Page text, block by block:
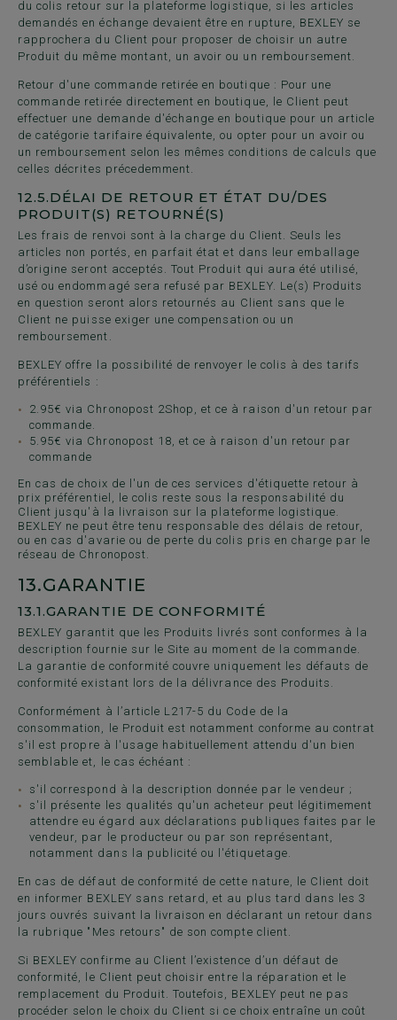
du colis retour sur la plateforme logistique, si les articles
demandés en échange devaient être en rupture, BEXLEY se
rapprochera du Client pour proposer de choisir un autre
Produit du même montant, un avoir ou un remboursement.
Retour d'une commande retirée en boutique : Pour une
commande retirée directement en boutique, le Client peut
effectuer une demande d'échange en boutique pour un article
de catégorie tarifaire équivalente, ou opter pour un avoir ou
un remboursement selon les mêmes conditions de calculs que
celles décrites précedemment.
12.5.DÉLAI DE RETOUR ET ÉTAT DU/DES
PRODUIT(S) RETOURNÉ(S)
Les frais de renvoi sont à la charge du Client. Seuls les
articles non portés, en parfait état et dans leur emballage
d’origine seront acceptés. Tout Produit qui aura été utilisé,
usé ou endommagé sera refusé par BEXLEY. Le(s) Produits
en question seront alors retournés au Client sans que le
Client ne puisse exiger une compensation ou un
remboursement.
BEXLEY offre la possibilité de renvoyer le colis à des tarifs
préférentiels :
2.95€ via Chronopost 2Shop, et ce à raison d'un retour par
commande.
5.95€ via Chronopost 18, et ce à raison d'un retour par
commande
En cas de choix de l'un de ces services d'étiquette retour à
prix préférentiel, le colis reste sous la responsabilité du
Client jusqu'à la livraison sur la plateforme logistique.
BEXLEY ne peut être tenu responsable des délais de retour,
ou en cas d'avarie ou de perte du colis pris en charge par le
réseau de Chronopost.
13.GARANTIE
13.1.GARANTIE DE CONFORMITÉ
BEXLEY garantit que les Produits livrés sont conformes à la
description fournie sur le Site au moment de la commande.
La garantie de conformité couvre uniquement les défauts de
conformité existant lors de la délivrance des Produits.
Conformément à l’article L217-5 du Code de la
consommation, le Produit est notamment conforme au contrat
s'il est propre à l'usage habituellement attendu d'un bien
semblable et, le cas échéant :
s'il correspond à la description donnée par le vendeur ;
s'il présente les qualités qu'un acheteur peut légitimement
attendre eu égard aux déclarations publiques faites par le
vendeur, par le producteur ou par son représentant,
notamment dans la publicité ou l'étiquetage.
En cas de défaut de conformité de cette nature, le Client doit
en informer BEXLEY sans retard, et au plus tard dans les 3
jours ouvrés suivant la livraison en déclarant un retour dans
la rubrique "Mes retours" de son compte client.
Si BEXLEY confirme au Client l’existence d’un défaut de
conformité, le Client peut choisir entre la réparation et le
remplacement du Produit. Toutefois, BEXLEY peut ne pas
procéder selon le choix du Client si ce choix entraîne un coût